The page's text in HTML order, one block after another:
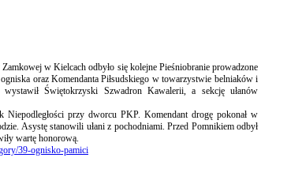
w Kielcach odbyło się kolejne Pieśniobranie prowadzone
oraz Komendanta Piłsudskiego w towarzystwie belniaków i
Świętokrzyski Szwadron Kawalerii, a sekcję ułanów
przy dworcu PKP. Komendant drogę pokonał w
Asystę stanowili ułani z pochodniami. Przed Pomnikiem odbył
wartę honorową.
39-ognisko-pamici